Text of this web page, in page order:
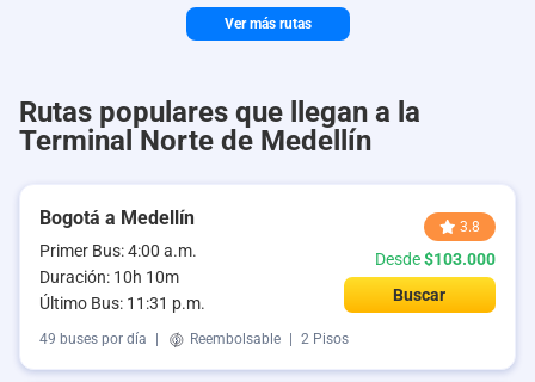
Ver más rutas
Rutas populares que llegan a la
Terminal Norte de Medellín
Bogotá a Medellín
Primer Bus: 4:00 a.m.
Duración: 10h 10m
Último Bus: 11:31 p.m.
3.8
Desde$103.000
Buscar
49 buses por día Reembolsable 2 Pisos